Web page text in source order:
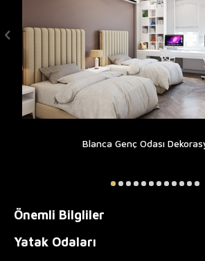
Blanca Genç Odası
Önemli Bilgliler
Yatak Odaları